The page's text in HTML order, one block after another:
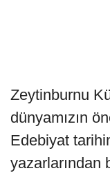
Zeytinburnu
dünyamızın
Edebiyat
yazarlarından